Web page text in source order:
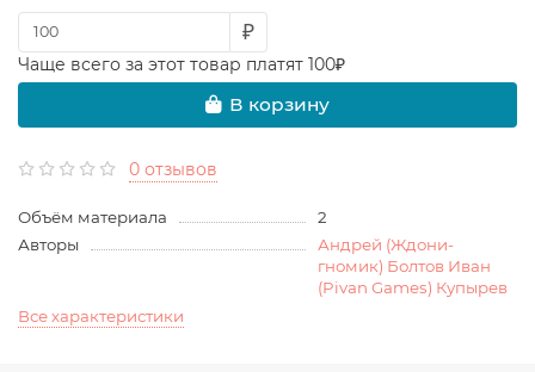
₽
Чаще всего за этот товар платят 100₽
В корзину
0 отзывов
Объём материала
2
Авторы
Андрей (Ждони-
гномик) Болтов Иван
(Pivan Games) Купырев
Все характеристики